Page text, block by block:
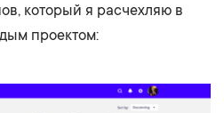
который я расчехляю в
проектом: